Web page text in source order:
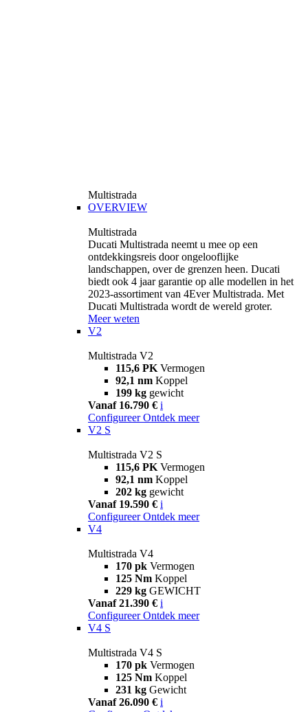
Multistrada
OVERVIEW
Multistrada
Ducati Multistrada neemt u mee op een
ontdekkingsreis door ongelooflijke
landschappen, over de grenzen heen. Ducati
biedt ook 4 jaar garantie op alle modellen in het
2023-assortiment van 4Ever Multistrada. Met
Ducati Multistrada wordt de wereld groter.
Meer weten
V2
Multistrada V2
115,6 PK Vermogen
92,1 nm Koppel
199 kg gewicht
Vanaf 16.790 € i
Configureer Ontdek meer
V2 S
Multistrada V2 S
115,6 PK Vermogen
92,1 nm Koppel
202 kg gewicht
Vanaf 19.590 € i
Configureer Ontdek meer
V4
Multistrada V4
170 pk Vermogen
125 Nm Koppel
229 kg GEWICHT
Vanaf 21.390 € i
Configureer Ontdek meer
V4 S
Multistrada V4 S
170 pk Vermogen
125 Nm Koppel
231 kg Gewicht
Vanaf 26.090 € i